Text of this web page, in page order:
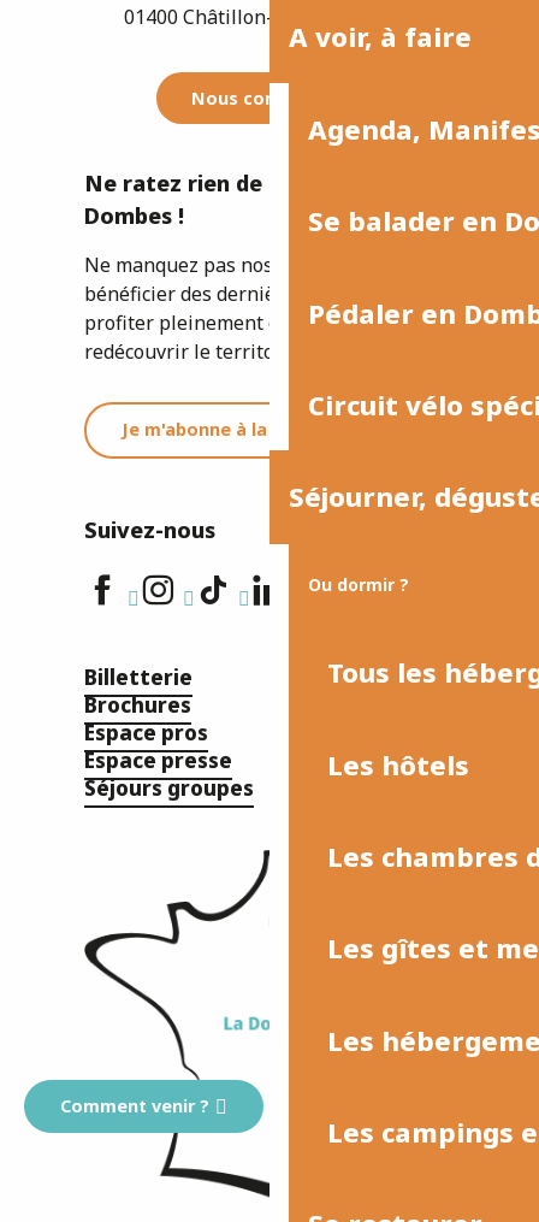
A voir, à faire
Agenda,
Se balader en
Pédaler en
Circuit vélo
Séjourner,
Ou dormir ?
Tous les
Les hôtels
Les chambres
Les gîtes et
Les
Les campings
01400 Châtillon-sur-Chalaronne
Nous contacter
Ne ratez rien de l'actualité de la
Dombes !
Ne manquez pas nos newsletters pour
bénéficier des dernières informations et
profiter pleinement de votre séjour ou
redécouvrir le territoire.
Je m'abonne à la newsletter
Suivez-nous
Billetterie
Brochures
Espace pros
Espace presse
Séjours groupes
Comment venir ?